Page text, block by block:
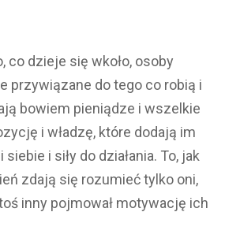
co dzieje się wkoło, osoby
przywiązane do tego co robią i
bowiem pieniądze i wszelkie
i władzę, które dodają im
i siły do działania. To, jak
zdają się rozumieć tylko oni,
inny pojmował motywację ich